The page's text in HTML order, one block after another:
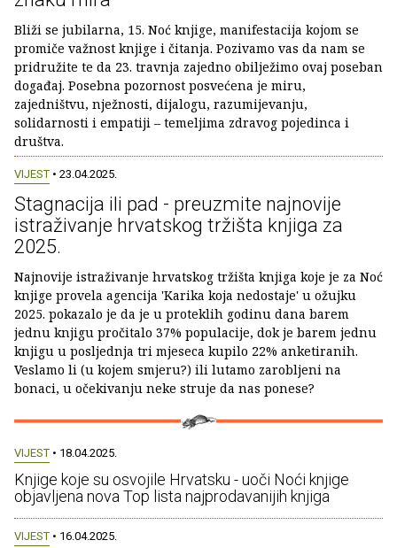
Bliži se jubilarna, 15. Noć knjige, manifestacija kojom se
promiče važnost knjige i čitanja. Pozivamo vas da nam se
pridružite te da 23. travnja zajedno obilježimo ovaj poseban
događaj. Posebna pozornost posvećena je miru,
zajedništvu, nježnosti, dijalogu, razumijevanju,
solidarnosti i empatiji – temeljima zdravog pojedinca i
društva.
VIJEST • 23.04.2025.
Stagnacija ili pad - preuzmite najnovije
istraživanje hrvatskog tržišta knjiga za
2025.
Najnovije istraživanje hrvatskog tržišta knjiga koje je za Noć
knjige provela agencija 'Karika koja nedostaje' u ožujku
2025. pokazalo je da je u proteklih godinu dana barem
jednu knjigu pročitalo 37% populacije, dok je barem jednu
knjigu u posljednja tri mjeseca kupilo 22% anketiranih.
Veslamo li (u kojem smjeru?) ili lutamo zarobljeni na
bonaci, u očekivanju neke struje da nas ponese?
VIJEST • 18.04.2025.
Knjige koje su osvojile Hrvatsku - uoči Noći knjige
objavljena nova Top lista najprodavanijih knjiga
VIJEST • 16.04.2025.